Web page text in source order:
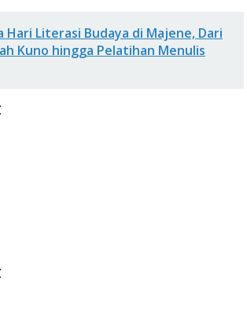
Hari Literasi Budaya di Majene, Dari
Kuno hingga Pelatihan Menulis